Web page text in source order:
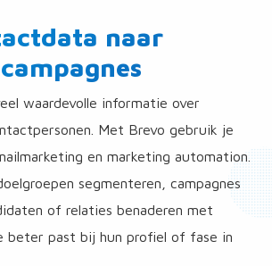
naar
waardevolle informatie over
Met Brevo gebruik je
en marketing automation.
segmenteren, campagnes
of relaties benaderen met
beter past bij hun profiel of fase in